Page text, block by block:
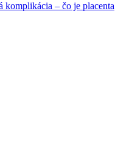
komplikácia – čo je placenta